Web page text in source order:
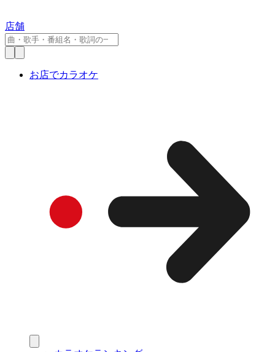
店舗
お店でカラオケ